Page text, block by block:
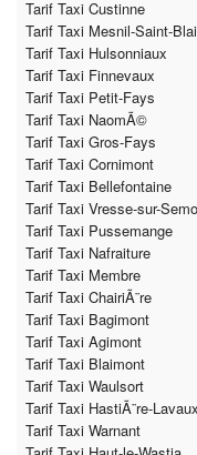
Tarif Taxi Custinne
Tarif Taxi Mesnil-Saint-
Tarif Taxi Hulsonniaux
Tarif Taxi Finnevaux
Tarif Taxi Petit-Fays
Tarif Taxi NaomÃ©
Tarif Taxi Gros-Fays
Tarif Taxi Cornimont
Tarif Taxi Bellefontaine
Tarif Taxi Vresse-sur-
Tarif Taxi Pussemange
Tarif Taxi Nafraiture
Tarif Taxi Membre
Tarif Taxi ChairiÃ¨re
Tarif Taxi Bagimont
Tarif Taxi Agimont
Tarif Taxi Blaimont
Tarif Taxi Waulsort
Tarif Taxi HastiÃ¨re-Lavaux
Tarif Taxi Warnant